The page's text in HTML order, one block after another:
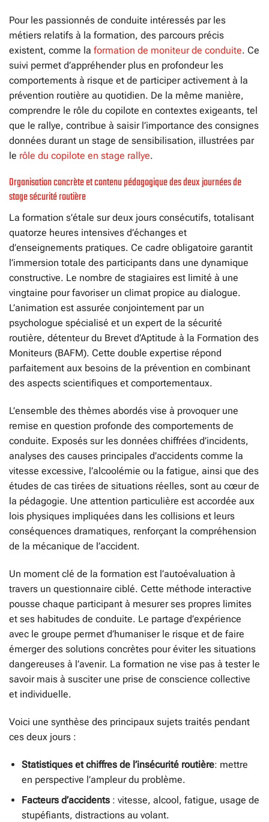
Pour les passionnés de conduite intéressés par les
métiers relatifs à la formation, des parcours précis
existent, comme la formation de moniteur de conduite. Ce
suivi permet d’appréhender plus en profondeur les
comportements à risque et de participer activement à la
prévention routière au quotidien. De la même manière,
comprendre le rôle du copilote en contextes exigeants, tel
que le rallye, contribue à saisir l’importance des consignes
données durant un stage de sensibilisation, illustrées par
le rôle du copilote en stage rallye.
Organisation concrète et contenu pédagogique des deux journées de
stage sécurité routière
La formation s’étale sur deux jours consécutifs, totalisant
quatorze heures intensives d’échanges et
d’enseignements pratiques. Ce cadre obligatoire garantit
l’immersion totale des participants dans une dynamique
constructive. Le nombre de stagiaires est limité à une
vingtaine pour favoriser un climat propice au dialogue.
L’animation est assurée conjointement par un
psychologue spécialisé et un expert de la sécurité
routière, détenteur du Brevet d’Aptitude à la Formation des
Moniteurs (BAFM). Cette double expertise répond
parfaitement aux besoins de la prévention en combinant
des aspects scientifiques et comportementaux.
L’ensemble des thèmes abordés vise à provoquer une
remise en question profonde des comportements de
conduite. Exposés sur les données chiffrées d’incidents,
analyses des causes principales d’accidents comme la
vitesse excessive, l’alcoolémie ou la fatigue, ainsi que des
études de cas tirées de situations réelles, sont au cœur de
la pédagogie. Une attention particulière est accordée aux
lois physiques impliquées dans les collisions et leurs
conséquences dramatiques, renforçant la compréhension
de la mécanique de l’accident.
Un moment clé de la formation est l’autoévaluation à
travers un questionnaire ciblé. Cette méthode interactive
pousse chaque participant à mesurer ses propres limites
et ses habitudes de conduite. Le partage d’expérience
avec le groupe permet d’humaniser le risque et de faire
émerger des solutions concrètes pour éviter les situations
dangereuses à l’avenir. La formation ne vise pas à tester le
savoir mais à susciter une prise de conscience collective
et individuelle.
Voici une synthèse des principaux sujets traités pendant
ces deux jours :
Statistiques et chiffres de l’insécurité routière: mettre
en perspective l’ampleur du problème.
Facteurs d’accidents: vitesse, alcool, fatigue, usage de
stupéfiants, distractions au volant.